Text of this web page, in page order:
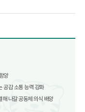
양
공감 소통 능력 강화
해 나갈 공동체 의식 배양